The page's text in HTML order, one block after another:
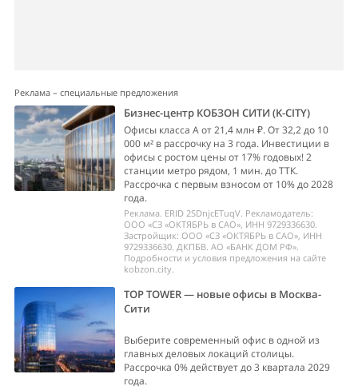
Реклама – специальные предложения
Бизнес-центр КОБЗОН СИТИ (K-CITY)
Офисы класса А от 21,4 млн ₽. От 32,2 до 10
000 м² в рассрочку на 3 года. Инвестиции в
офисы с ростом цены от 17% годовых! 2
станции метро рядом, 1 мин. до ТТК.
Рассрочка с первым взносом от 10% до 2028
года.
Реклама. ERID 2SDnjcETuqV. Рекламодатель:
ООО «СЗ «ОКТЯБРЬ в САО», ИНН 9729336630.
Застройщик: ООО «СЗ «ОКТЯБРЬ в САО», ИНН
9729336630. ДКПБВ. АО «БАНК ДОМ РФ».
Подробности и условия предложения на сайте
kobzon.city.
TOP TOWER — новые офисы в Москва-
Сити
Выберите современный офис в одной из
главных деловых локаций столицы.
Рассрочка 0% действует до 3 квартала 2029
года.